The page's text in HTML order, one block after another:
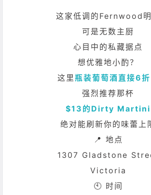
这家低调的Fernwood
可是无数主厨
心目中的私藏据点
想优雅地小酌？
这里瓶装葡萄酒直接6折
强烈推荐那杯
$13的Dirty Martini
绝对能刷新你的味蕾上
📍 地点
1307 Gladstone
Victoria
🕙 时间